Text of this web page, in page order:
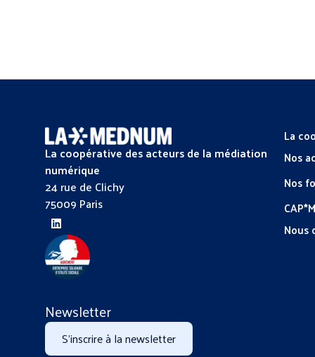
La coopérative des acteurs de la médiation
numérique
24 rue de Clichy
75009 Paris
Newsletter
S'inscrire à la newsletter
La
Nos
Nos
Nous